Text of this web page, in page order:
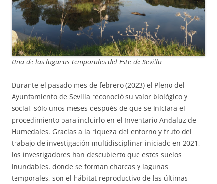
Una de las lagunas temporales del Este de Sevilla
Durante el pasado mes de febrero (2023) el Pleno del
Ayuntamiento de Sevilla reconoció su valor biológico y
social, sólo unos meses después de que se iniciara el
procedimiento para incluirlo en el Inventario Andaluz de
Humedales. Gracias a la riqueza del entorno y fruto del
trabajo de investigación multidisciplinar iniciado en 2021,
los investigadores han descubierto que estos suelos
inundables, donde se forman charcas y lagunas
temporales, son el hábitat reproductivo de las últimas